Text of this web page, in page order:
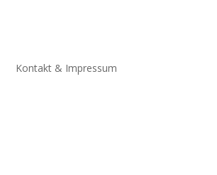
Kontakt & Impressum